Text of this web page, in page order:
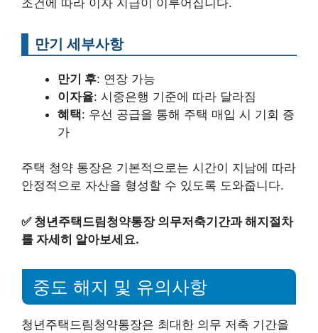
만기 세부사항
만기 후: 연장 가능
이자율: 시중은행 기준에 따라 달라짐
혜택: 우선 공급을 통해 주택 매입 시 기회 증
가
주택 청약 통장은 기본적으로는 시간이 지남에 따라
안정적으로 자산을 형성할 수 있도록 도와줍니다.
✅ 청년주택드림청약통장 의무저축기간과 해지절차
를 자세히 알아보세요.
중도 해지 및 유의사항
청년주택드림청약통장은 최대한 의무 저축 기간을